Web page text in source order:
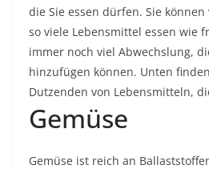
die Sie essen dürfen. Sie
so ​​viele Lebensmittel essen wie
immer noch viel Abwechslung,
hinzufügen können. Unten
Dutzenden von Lebensmitteln,
Gemüse
Gemüse ist reich an